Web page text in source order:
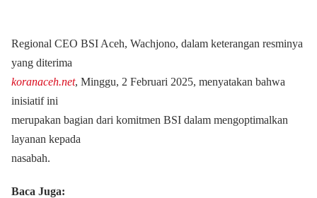
Regional CEO BSI Aceh, Wachjono, dalam keterangan resminya
yang diterima
koranaceh.net, Minggu, 2 Februari 2025, menyatakan bahwa
inisiatif ini
merupakan bagian dari komitmen BSI dalam mengoptimalkan
layanan kepada
nasabah.
Baca Juga: